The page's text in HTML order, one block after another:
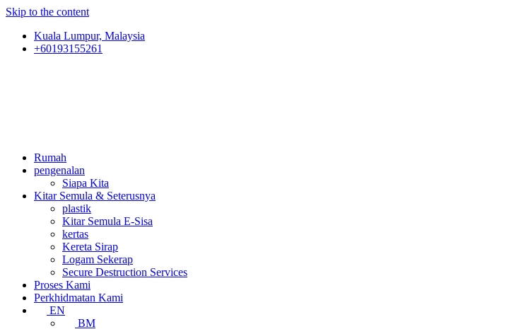
Skip to the content
Kuala Lumpur, Malaysia
+60193155261
Rumah
pengenalan
Siapa Kita
Kitar Semula & Seterusnya
plastik
Kitar Semula E-Sisa
kertas
Kereta Sirap
Logam Sekerap
Secure Destruction Services
Proses Kami
Perkhidmatan Kami
EN
BM